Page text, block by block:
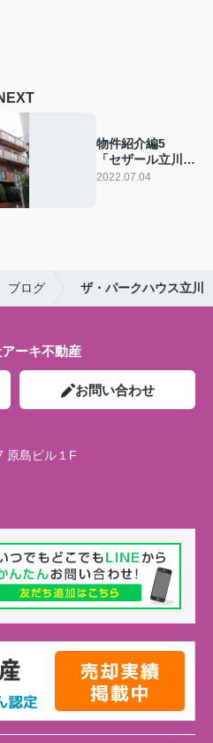
物件紹介編5
「セザール立川A
館」
2022.07.04
ブログ ザ・パークハウス立川
ーキ不動産
お問い合わせ
原島ビル１F